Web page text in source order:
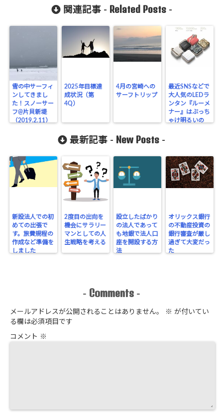
関連記事 - Related Posts-
雪の中サーフィ
ンしてきまし
た！スノーサー
フ@片貝新堤
（2019.2.11）
2025年目標達
成状況（第
4Q）
4月の宮崎への
サーフトリップ
最近SNSなどで
大人気のLEDラ
ンタン『ルーメ
ナー』はぶっち
ゃけ明るいの
最新記事 - New Posts -
新設法人での初
めての出張で
す。旅費規程の
作成など準備を
しました
2度目の出向を
機会にサラリー
マンとしての人
生戦略を考える
設立したばかり
の法人であって
も地銀で法人口
座を開設する方
法
オリックス銀行
の不動産投資の
銀行審査が厳し
過ぎて大変だっ
た
- Comments -
メールアドレスが公開されることはありません。 ※ が付いてい
る欄は必須項目です
コメント ※